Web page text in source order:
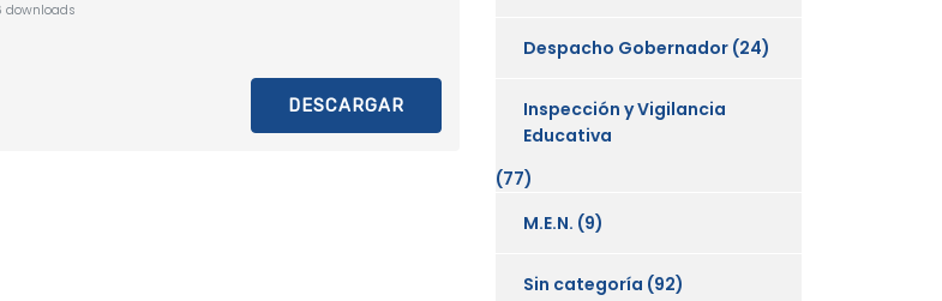
downloads
DESCARGAR
Despacho Gobernador (24)
Inspección y Vigilancia
Educativa
(77)
M.E.N. (9)
Sin categoría (92)